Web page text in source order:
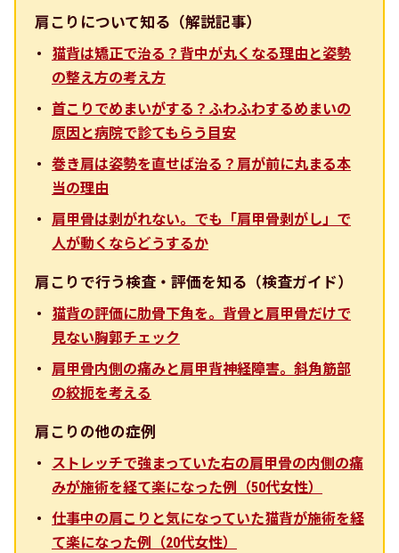
肩こりについて知る（解説記事）
猫背は矯正で治る？背中が丸くなる理由と姿勢
の整え方の考え方
首こりでめまいがする？ふわふわするめまいの
原因と病院で診てもらう目安
巻き肩は姿勢を直せば治る？肩が前に丸まる本
当の理由
肩甲骨は剥がれない。でも「肩甲骨剥がし」で
人が動くならどうするか
肩こりで行う検査・評価を知る（検査ガイド）
猫背の評価に肋骨下角を。背骨と肩甲骨だけで
見ない胸郭チェック
肩甲骨内側の痛みと肩甲背神経障害。斜角筋部
の絞扼を考える
肩こりの他の症例
ストレッチで強まっていた右の肩甲骨の内側の痛
みが施術を経て楽になった例（50代女性）
仕事中の肩こりと気になっていた猫背が施術を経
て楽になった例（20代女性）